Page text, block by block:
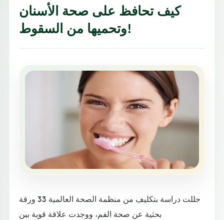
كيف تحافظ على صحة الأسنان
وتحميها من السقوط!
حللت دراسة بتكليف من منظمة الصحة العالمية 33 ورقة
بحثية عن صحة الفم، ووجدت علاقة قوية بين